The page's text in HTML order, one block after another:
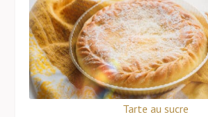
Tarte au sucre